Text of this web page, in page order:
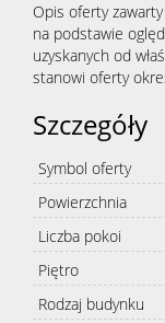
Opis oferty
na podstawie
uzyskanych od
stanowi oferty
Szczegóły
Symbol oferty
Powierzchnia
Liczba pokoi
Piętro
Rodzaj budynku